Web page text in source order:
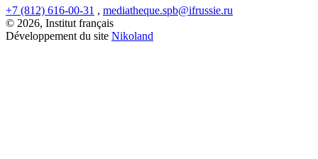
+7 (812) 616-00-31 , mediatheque.spb@ifrussie.ru
© 2026, Institut français
Développement du site Nikoland